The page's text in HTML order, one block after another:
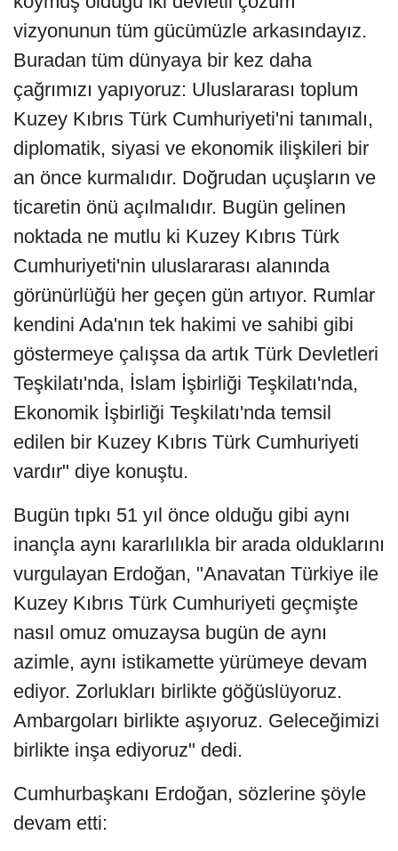
vizyonunun tüm gücümüzle arkasındayız.
Buradan tüm dünyaya bir kez daha
çağrımızı yapıyoruz: Uluslararası toplum
Kuzey Kıbrıs Türk Cumhuriyeti'ni tanımalı,
diplomatik, siyasi ve ekonomik ilişkileri bir
an önce kurmalıdır. Doğrudan uçuşların ve
ticaretin önü açılmalıdır. Bugün gelinen
noktada ne mutlu ki Kuzey Kıbrıs Türk
Cumhuriyeti'nin uluslararası alanında
görünürlüğü her geçen gün artıyor. Rumlar
kendini Ada'nın tek hakimi ve sahibi gibi
göstermeye çalışsa da artık Türk Devletleri
Teşkilatı'nda, İslam İşbirliği Teşkilatı'nda,
Ekonomik İşbirliği Teşkilatı'nda temsil
edilen bir Kuzey Kıbrıs Türk Cumhuriyeti
vardır" diye konuştu.
Bugün tıpkı 51 yıl önce olduğu gibi aynı
inançla aynı kararlılıkla bir arada olduklarını
vurgulayan Erdoğan, "Anavatan Türkiye ile
Kuzey Kıbrıs Türk Cumhuriyeti geçmişte
nasıl omuz omuzaysa bugün de aynı
azimle, aynı istikamette yürümeye devam
ediyor. Zorlukları birlikte göğüslüyoruz.
Ambargoları birlikte aşıyoruz. Geleceğimizi
birlikte inşa ediyoruz" dedi.
Cumhurbaşkanı Erdoğan, sözlerine şöyle
devam etti: